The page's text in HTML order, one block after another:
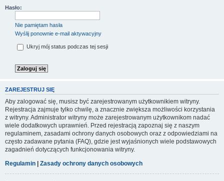
Hasło:
Nie pamiętam hasła
Wyślij ponownie e-mail aktywacyjny
Ukryj mój status podczas tej sesji
ZAREJESTRUJ SIĘ
Aby zalogować się, musisz być zarejestrowanym użytkownikiem witryny.
Rejestracja zajmuje tylko chwilę, a znacznie zwiększa możliwości korzystania
z witryny. Administrator witryny może zarejestrowanym użytkownikom nadać
wiele dodatkowych uprawnień. Przed rejestracją zapoznaj się z naszym
regulaminem, zasadami ochrony danych osobowych oraz z odpowiedziami na
często zadawane pytania (FAQ), gdzie jest wyjaśnionych wiele podstawowych
zagadnień dotyczących funkcjonowania witryny.
Regulamin | Zasady ochrony danych osobowych